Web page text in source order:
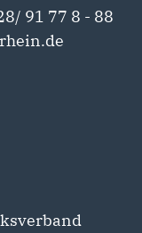
91 77 8 - 88